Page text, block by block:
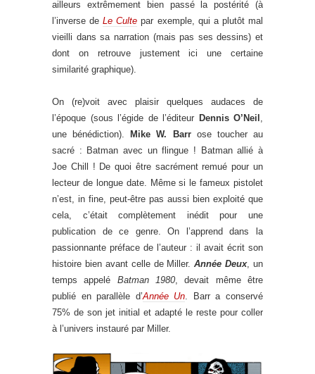
ailleurs extrêmement bien passé la postérité (à
l’inverse deLe Culte par exemple, qui a plutôt mal
vieilli dans sa narration (mais pas ses dessins) et
dont on retrouve justement ici une certaine
similarité graphique).
On (re)voit avec plaisir quelques audaces de
l’époque (sous l’égide de l’éditeur Dennis O’Neil
une bénédiction).
Mike W. Barrose toucher au
sacré : Batman avec un flingue ! Batman allié à
Joe Chill ! De quoi être sacrément remué pour un
lecteur de longue date. Même si le fameux pistolet
n’est, in fine, peut-être pas aussi bien exploité que
cela, c’était complètement inédit pour une
publication de ce genre. On l’apprend dans la
passionnante préface de l’auteur : il avait écrit son
histoire bien avant celle de Miller.Année Deux, un
temps appelé Batman 1980 , devait même être
publié en parallèle d’Année Un . Barr a conservé
75% de son jet initial et adapté le reste pour coller
à l’univers instauré par Miller.